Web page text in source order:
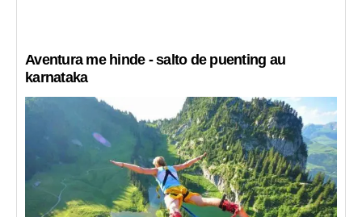
Aventura me hinde - salto de puenting au
karnataka